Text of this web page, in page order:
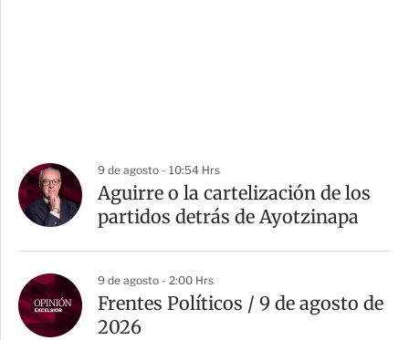
9 de agosto - 10:54 Hrs
Aguirre o la cartelización de los
partidos detrás de Ayotzinapa
9 de agosto - 2:00 Hrs
Frentes Políticos / 9 de agosto de
2026